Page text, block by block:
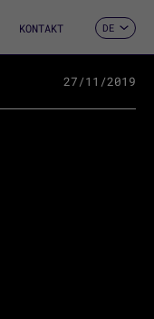
KONTAKT
EN
DE
IT
27/11/2019